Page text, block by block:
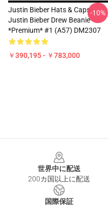
Justin Bieber Hats & Caps -
Justin Bieber Drew Beanie
*Premium* #1 (A57) DM2307
￥390,195 - ￥783,000
-10%
世界中に配送
200カ国以上に配送
国際保証